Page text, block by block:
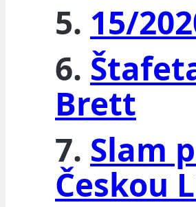
5. 15/
6.
Brett
7. Slam
Českou